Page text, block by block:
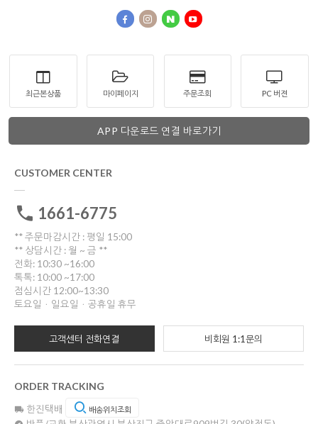
최근본상품 마이페이지 주문조회 PC 버젼
APP 다운로드 연결 바로가기
CUSTOMER CENTER
1661-6775
** 주문마감시간 : 평일 15:00
** 상담시간 : 월 ~ 금 **
전화: 10:30 ~16:00
톡톡: 10:00 ~17:00
점심시간 12:00~13:30
토요일ㆍ일요일ㆍ공휴일 휴무
고객센터 전화연결 비회원 1:1문의
ORDER TRACKING
한진택배 배송위치조회